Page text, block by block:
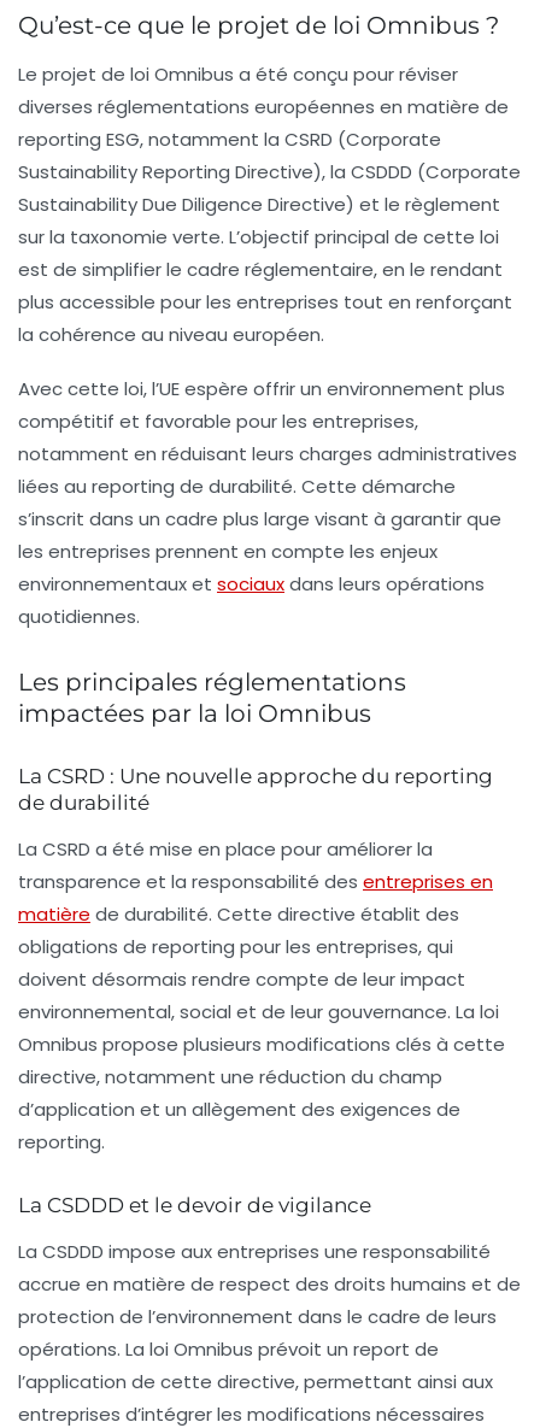
Qu’est-ce que le projet de loi Omnibus ?
Le projet de loi Omnibus a été conçu pour réviser
diverses réglementations européennes en matière de
reporting ESG, notamment la CSRD (Corporate
Sustainability Reporting Directive), la CSDDD (Corporate
Sustainability Due Diligence Directive) et le règlement
sur la taxonomie verte. L’objectif principal de cette loi
est de simplifier le cadre réglementaire, en le rendant
plus accessible pour les entreprises tout en renforçant
la cohérence au niveau européen.
Avec cette loi, l’UE espère offrir un environnement plus
compétitif et favorable pour les entreprises,
notamment en réduisant leurs charges administratives
liées au reporting de durabilité. Cette démarche
s’inscrit dans un cadre plus large visant à garantir que
les entreprises prennent en compte les enjeux
environnementaux et sociauxdans leurs opérations
quotidiennes.
Les principales réglementations
impactées par la loi Omnibus
La CSRD : Une nouvelle approche du reporting
de durabilité
La CSRD a été mise en place pour améliorer la
transparence et la responsabilité des entreprises en
matière de durabilité. Cette directive établit des
obligations de reporting pour les entreprises, qui
doivent désormais rendre compte de leur impact
environnemental, social et de leur gouvernance. La loi
Omnibus propose plusieurs modifications clés à cette
directive, notamment une réduction du champ
d’application et un allègement des exigences de
reporting.
La CSDDD et le devoir de vigilance
La CSDDD impose aux entreprises une responsabilité
accrue en matière de respect des droits humains et de
protection de l’environnement dans le cadre de leurs
opérations. La loi Omnibus prévoit un report de
l’application de cette directive, permettant ainsi aux
entreprises d’intégrer les modifications nécessaires